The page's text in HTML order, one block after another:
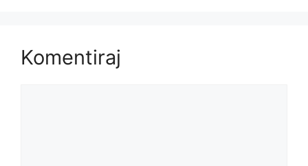
Komentiraj